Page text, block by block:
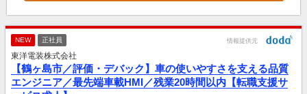
NEW 正社員 情報提供元
東洋電装株式会社
【鶴ヶ島市／評価・デバック】車の使いやすさを支える品質
エンジニア／最先端車載HMI／残業20時間以内【転職支援サ